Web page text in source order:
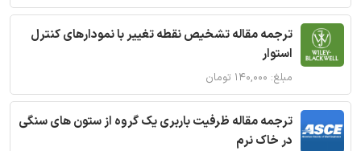
ترجمه مقاله تشخیص نقطه تغییر با نمودارهای کنترل
استوار
مبلغ: ۱۴۰,۰۰۰ تومان
ترجمه مقاله ظرفیت باربری یک گروه از ستون های سنگی
در خاک نرم